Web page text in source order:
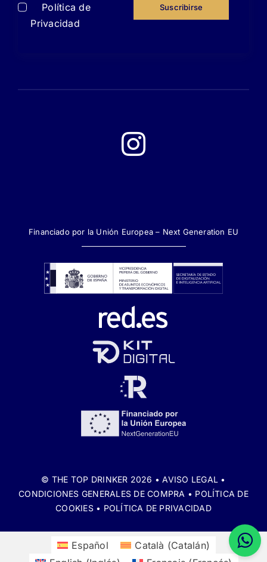
Política de
Privacidad
Suscribirse
Financiado por la Unión Europea – Next Generation EU
© THE TOP DRINKER 2026 •AVISO LEGAL •
CONDICIONES GENERALES DE COMPRA • POLÍTICA DE
COOKIES• POLÍTICA DE PRIVACIDAD
Español Català (Catalán)